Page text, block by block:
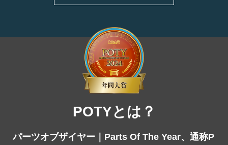
POTYとは？
パーツオブザイヤー｜Parts Of The Year、通称P